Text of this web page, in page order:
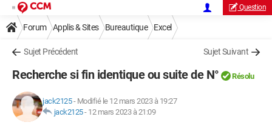
Question
Forum Applis & Sites Bureautique Excel
Sujet Précédent Sujet Suivant
Recherche si fin identique ou suite de N° Résolu
jack2125- Modifié le 12 mars 2023 à 19:27
jack2125- 12 mars 2023 à 21:09